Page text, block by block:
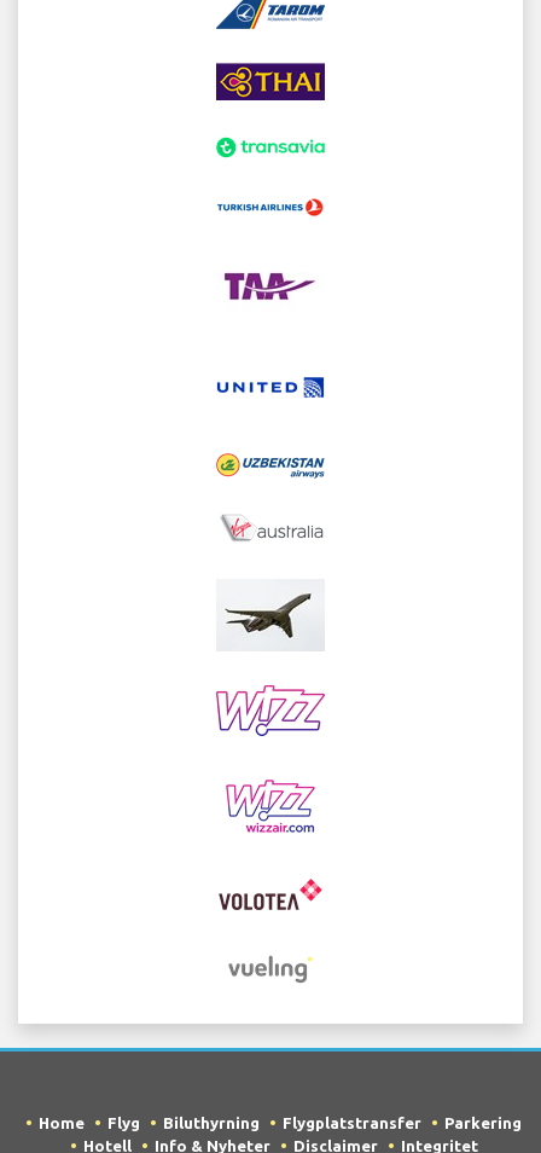
Home Flyg Biluthyrning Flygplatstransfer
Parkering
Hotell
Info & Nyheter Disclaimer Integritet